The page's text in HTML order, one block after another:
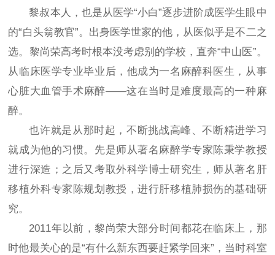
黎叔本人，也是从医学“小白”逐步进阶成医学生眼中
的“白头翁教官”。出身医学世家的他，从医似乎是不二之
选。黎尚荣高考时根本没考虑别的学校，直奔“中山医”。
从临床医学专业毕业后，他成为一名麻醉科医生，从事
心脏大血管手术麻醉——这在当时是难度最高的一种麻
醉。
也许就是从那时起，不断挑战高峰、不断精进学习
就成为他的习惯。先是师从著名麻醉学专家陈秉学教授
进行深造；之后又考取外科学博士研究生，师从著名肝
移植外科专家陈规划教授，进行肝移植肺损伤的基础研
究。
2011年以前，黎尚荣大部分时间都花在临床上，那
时他最关心的是“有什么新东西要赶紧学回来”，当时科室